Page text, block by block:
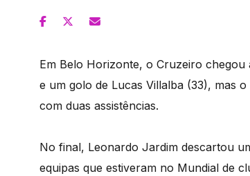
Em Belo Horizonte, o Cruzeiro chegou
e um golo de Lucas Villalba (33), mas
com duas assistências.
No final, Leonardo Jardim descartou
equipas que estiveram no Mundial de